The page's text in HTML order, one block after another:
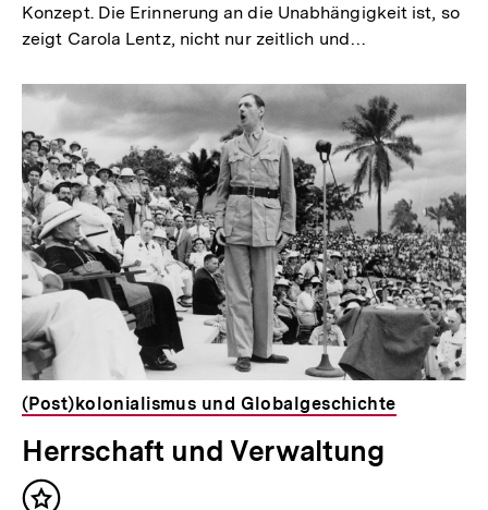
Konzept. Die Erinnerung an die Unabhängigkeit ist, so
zeigt Carola Lentz, nicht nur zeitlich und…
(Post)kolonialismus und Globalgeschichte
Herrschaft und Verwaltung